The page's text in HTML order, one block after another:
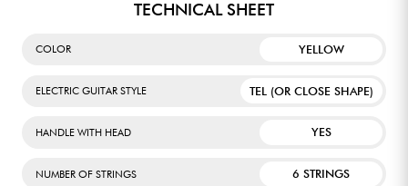
TECHNICAL SHEET
COLOR YELLOW
ELECTRIC GUITAR STYLE TEL (OR CLOSE SHAPE)
HANDLE WITH HEAD YES
NUMBER OF STRINGS 6 STRINGS